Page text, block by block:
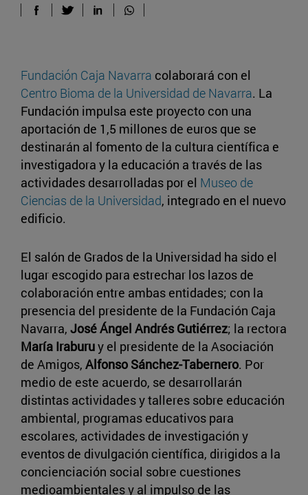
Fundación Caja Navarra colaborará con el
Centro Bioma de la Universidad de Navarra. La
Fundación impulsa este proyecto con una
aportación de 1,5 millones de euros que se
destinarán al fomento de la cultura científica e
investigadora y la educación a través de las
actividades desarrolladas por el Museo de
Ciencias de la Universidad, integrado en el nuevo
edificio.
El salón de Grados de la Universidad ha sido el
lugar escogido para estrechar los lazos de
colaboración entre ambas entidades; con la
presencia del presidente de la Fundación Caja
Navarra, José Ángel Andrés Gutiérrez; la rectora
María Iraburuy el presidente de la Asociación
de Amigos, Alfonso Sánchez-Tabernero. Por
medio de este acuerdo, se desarrollarán
distintas actividades y talleres sobre educación
ambiental, programas educativos para
escolares, actividades de investigación y
eventos de divulgación científica, dirigidos a la
concienciación social sobre cuestiones
medioambientales y al impulso de las